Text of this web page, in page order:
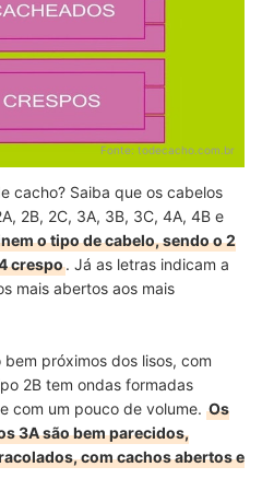
Fonte: todecacho.com.br
cacho? Saiba que os cabelos
2B, 2C, 3A, 3B, 3C, 4A, 4B e
o tipo de cabelo, sendo o 2
crespo. Já as letras indicam a
mais abertos aos mais
próximos dos lisos, com
2B tem ondas formadas
com um pouco de volume. Os
3A são bem parecidos,
com cachos abertos e